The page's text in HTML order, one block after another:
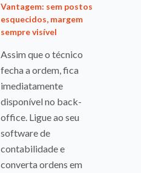
Vantagem: sem postos
esquecidos, margem
sempre visível
Assim que o técnico
fecha a ordem, fica
imediatamente
disponível no back-
office. Ligue ao seu
software de
contabilidade e
converta ordens em